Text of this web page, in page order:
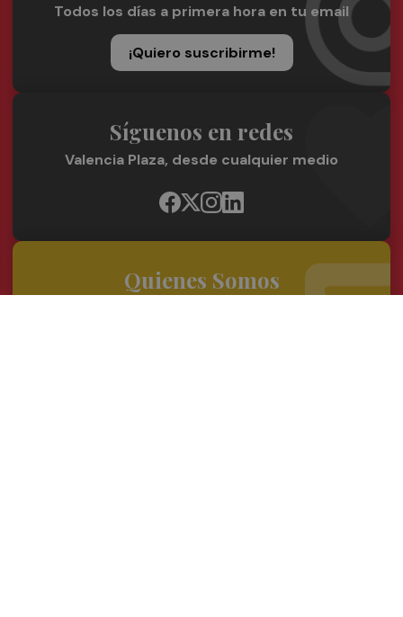
Todos los días a primera hora en tu email
¡Quiero suscribirme!
Síguenos en redes
Valencia Plaza, desde cualquier medio
Quienes Somos